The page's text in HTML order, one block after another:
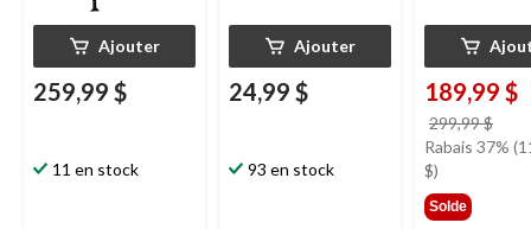
Ajouter
259,99 $
11 en stock
Ajouter
24,99 $
93 en stock
189,99 $
299,99 $
était
Rabais 37%
$)
Solde